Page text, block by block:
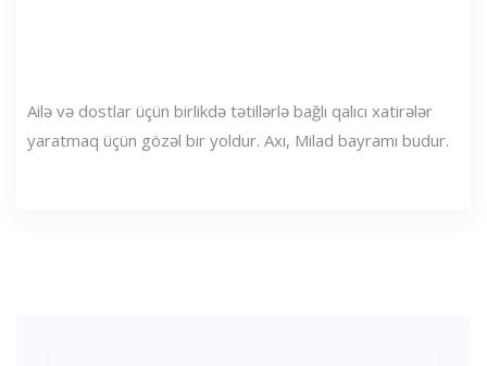
Ailə və dostlar üçün birlikdə tətillərlə bağlı qalıcı xatirələr
yaratmaq üçün gözəl bir yoldur. Axı, Milad bayramı budur.